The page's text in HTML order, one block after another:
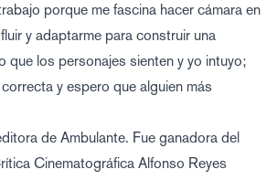
porque me fascina hacer cámara en
y adaptarme para construir una
que los personajes sienten y yo intuyo;
y espero que alguien más
de Ambulante. Fue ganadora del
Cinematográfica Alfonso Reyes